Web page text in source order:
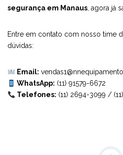
segurança em Manaus, agora já
Entre em contato com nosso time
dúvidas:
Email:
WhatsApp: (11) 91579-6672
Telefones: (11) 2694-3099 /